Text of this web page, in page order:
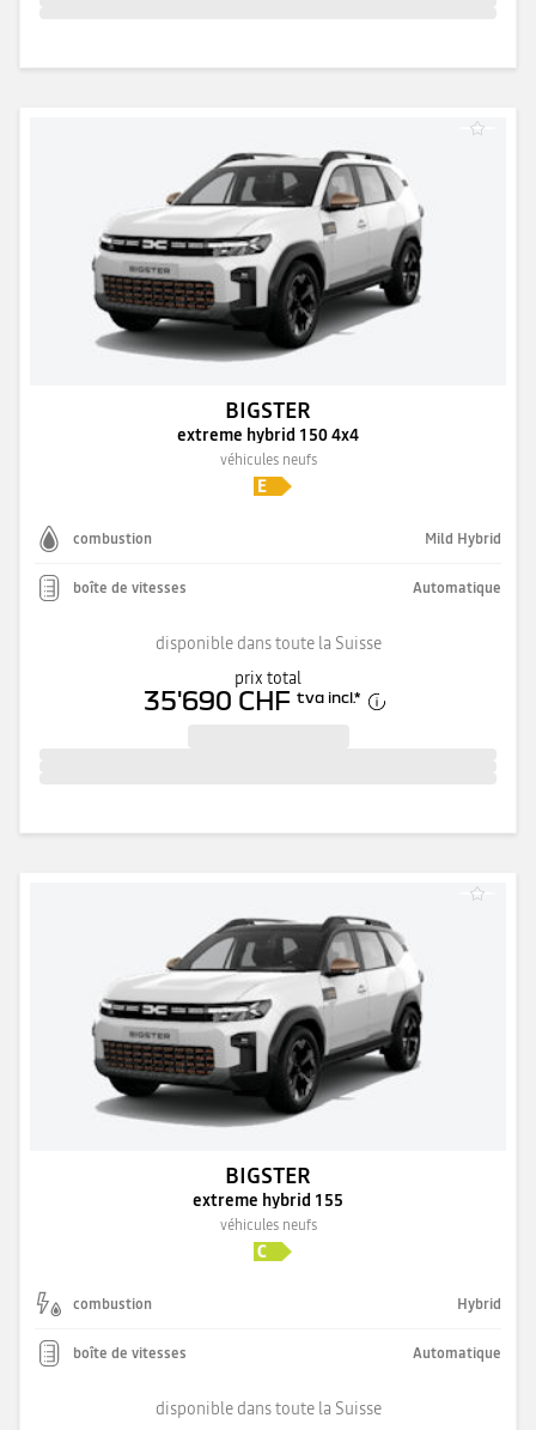
BIGSTER
extreme hybrid 150 4x4
véhicules neufs
combustion Mild Hybrid
boîte de vitesses Automatique
disponible dans toute la Suisse
prix total
35'690 CHF tva incl.*
BIGSTER
extreme hybrid 155
véhicules neufs
combustion Hybrid
boîte de vitesses Automatique
disponible dans toute la Suisse